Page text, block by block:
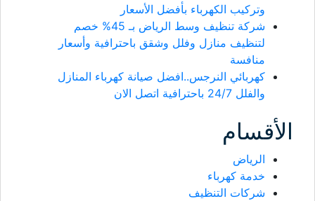
وتركيب الكهرباء بأفضل الأسعار
شركة تنظيف وسط الرياض بـ 45% خصم
لتنظيف منازل وفلل وشقق باحترافية وأسعار
منافسة
كهربائي النرجس..افضل صيانة كهرباء المنازل
والفلل 24/7 باحترافية اتصل الان
الأقسام
الرياض
خدمة كهرباء
شركات التنظيف